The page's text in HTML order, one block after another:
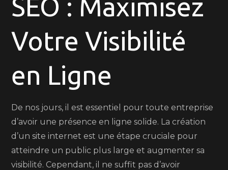
Création
Site
Internet
SEO
SEO : Maximisez
Votre Visibilité
en Ligne
De nos jours, il est essentiel pour toute entreprise
d’avoir une présence en ligne solide. La création
d’un site internet est une étape cruciale pour
atteindre un public plus large et augmenter sa
visibilité. Cependant, il ne suffit pas d’avoir